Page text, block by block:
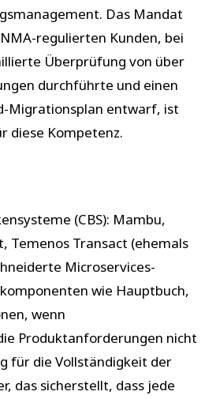
Das Mandat
regulierten Kunden, bei
Überprüfung von über
durchführte und einen
Migrationsplan entwarf, ist
diese Kompetenz.
(CBS): Mambu,
Temenos Transact (ehemals
Microservices-
wie Hauptbuch,
wenn
Produktanforderungen nicht
für die Vollständigkeit der
das sicherstellt, dass jede